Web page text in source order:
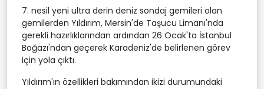
7. nesil yeni ultra derin deniz sondaj gemileri olan
gemilerden Yıldırım, Mersin'de Taşucu Limanı'nda
gerekli hazırlıklarından ardından 26 Ocak'ta İstanbul
Boğazı'ndan geçerek Karadeniz'de belirlenen görev
için yola çıktı.
Yıldırım'ın özellikleri bakımından ikizi durumundaki